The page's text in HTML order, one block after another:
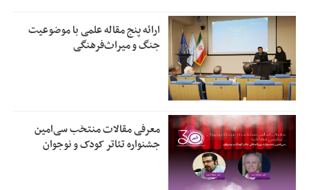
ارائه پنج مقاله علمی با موضوعیت
جنگ و میراث‌فرهنگی
معرفی مقالات منتخب سی‌امین
جشنواره تئاتر کودک و نوجوان